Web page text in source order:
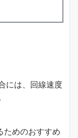
には、回線速度
ためのおすすめ